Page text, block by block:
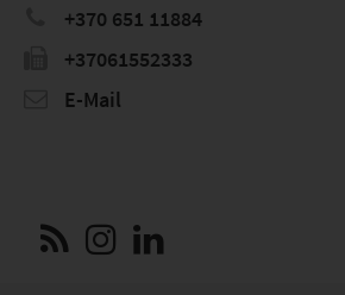
+370 651 11884
+37061552333
E-Mail